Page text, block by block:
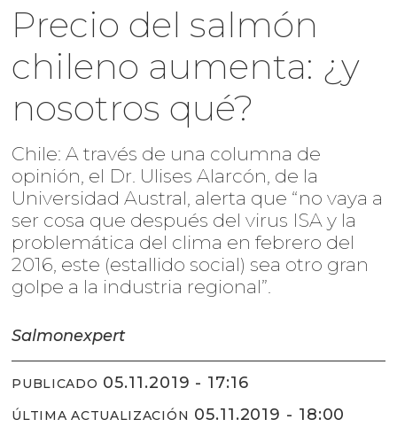
Precio del salmón
chileno aumenta: ¿y
nosotros qué?
Chile: A través de una columna de
opinión, el Dr. Ulises Alarcón, de la
Universidad Austral, alerta que “no vaya a
ser cosa que después del virus ISA y la
problemática del clima en febrero del
2016, este (estallido social) sea otro gran
golpe a la industria regional”.
Salmonexpert
PUBLICADO 05.11.2019 - 17:16
ÚLTIMA ACTUALIZACIÓN 05.11.2019 - 18:00